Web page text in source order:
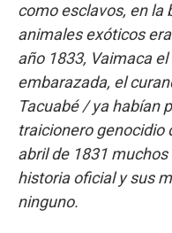
como esclavos, en la
animales exóticos
año 1833, Vaimaca
embarazada, el
Tacuabé / ya habían
traicionero genocidio
abril de 1831
historia oficial y sus
ninguno.